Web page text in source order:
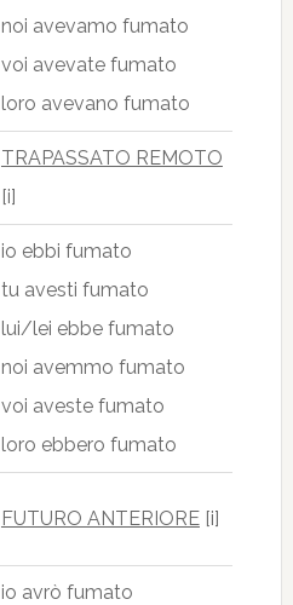
noi avevamo fumato
voi avevate fumato
loro avevano fumato
TRAPASSATO REMOTO
[i]
io ebbi fumato
tu avesti fumato
lui/lei ebbe fumato
noi avemmo fumato
voi aveste fumato
loro ebbero fumato
FUTURO ANTERIORE[i]
io avrò fumato